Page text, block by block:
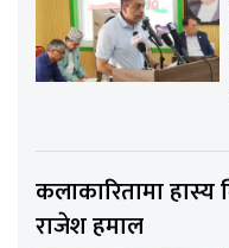
कलाकारितामा हास्य
राजेश हमाल